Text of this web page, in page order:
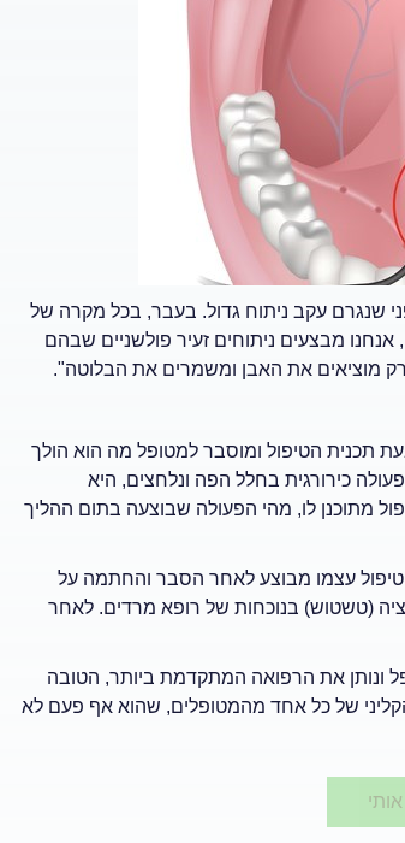
שנגרם עקב ניתוח גדול. בעבר, בכל מקרה של
אנחנו מבצעים ניתוחים זעיר פולשניים שבהם
מוציאים את האבן ומשמרים את הבלוטה".
תכנית הטיפול ומוסבר למטופל מה הוא הולך
כירורגית בחלל הפה ונלחצים, היא
מתוכנן לו, מהי הפעולה שבוצעה בתום ההליך
עצמו מבוצע לאחר הסבר והחתמה על
(טשטוש) בנוכחות של רופא מרדים. לאחר
ונותן את הרפואה המתקדמת ביותר, הטובה
של כל אחד מהמטופלים, שהוא אף פעם לא